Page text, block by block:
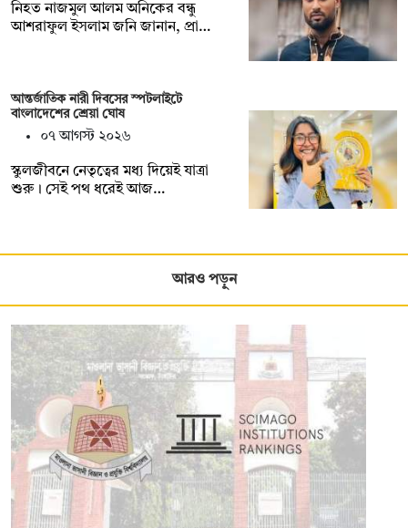
‎নিহত নাজমুল আলম অনিকের বন্ধু
আশরাফুল ইসলাম জনি জানান, প্রা…
আন্তর্জাতিক নারী দিবসের স্পটলাইটে
বাংলাদেশের শ্রেয়া ঘোষ
০৭ আগস্ট ২০২৬
স্কুলজীবনে নেতৃত্বের মধ্য দিয়েই যাত্রা
শুরু। সেই পথ ধরেই আজ…
আরও পড়ুন